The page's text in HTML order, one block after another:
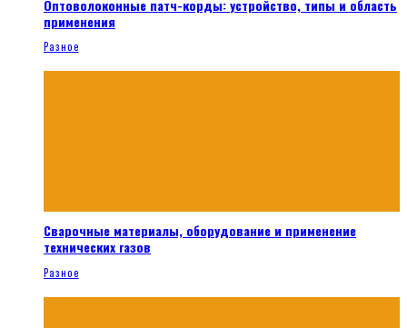
Оптоволоконные патч-корды: устройство, типы и область
применения
Разное
Сварочные материалы, оборудование и применение
технических газов
Разное